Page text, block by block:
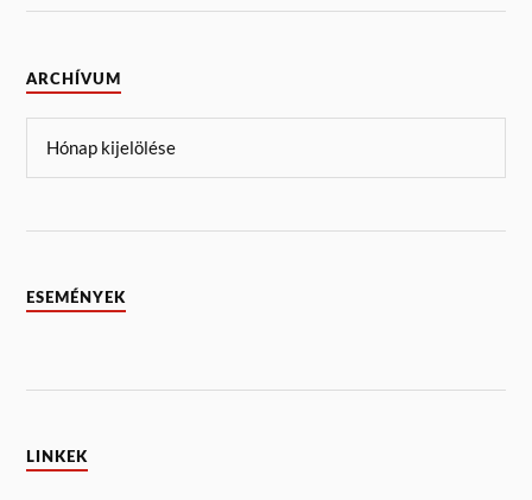
ARCHÍVUM
ESEMÉNYEK
LINKEK